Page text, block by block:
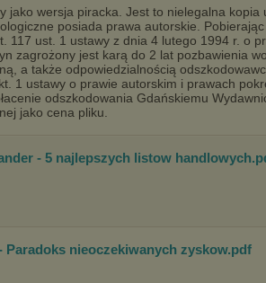
jako wersja piracka. Jest to nielegalna
posiada prawa autorskie. Pobierając
117 ust. 1 ustawy z dnia 4 lutego 1994 r. o
zagrożony jest karą do 2 lat pozbawienia
a także odpowiedzialnością
1 ustawy o prawie autorskim i prawach
odszkodowania Gdańskiemu
jako cena pliku.
- 5 najlepszych listow handlowych
Paradoks nieoczekiwanych zyskow.pdf